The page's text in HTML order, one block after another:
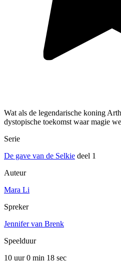
Wat als de legendarische koning
dystopische toekomst waar magie
Serie
De gave van de Selkie deel 1
Auteur
Mara Li
Spreker
Jennifer van Brenk
Speelduur
10 uur 0 min 18 sec